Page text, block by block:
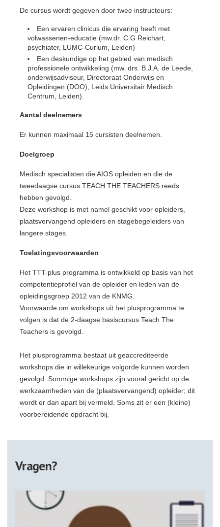
De cursus wordt gegeven door twee instructeurs:
Een ervaren clinicus die ervaring heeft met
volwassenen-educatie (mw.dr. C.G Reichart,
psychiater, LUMC-Curium, Leiden)
Een deskundige op het gebied van medisch
professionele ontwikkeling (mw. drs. B.J.A. de Leede,
onderwijsadviseur, Directoraat Onderwijs en
Opleidingen (DOO), Leids Universitair Medisch
Centrum, Leiden).
Aantal deelnemers
Er kunnen maximaal 15 cursisten deelnemen.
Doelgroep
Medisch specialisten die AIOS opleiden en die de
tweedaagse cursus TEACH THE TEACHERS reeds
hebben gevolgd.
Deze workshop is met namel geschikt voor opleiders,
plaatsvervangend opleiders en stagebegeleiders van
langere stages.
Toelatingsvoorwaarden
Het TTT-plus programma is ontwikkeld op basis van het
competentieprofiel van de opleider en leden van de
opleidingsgroep 2012 van de KNMG.
Voorwaarde om workshops uit het plusprogramma te
volgen is dat de 2-daagse basiscursus Teach The
Teachers is gevolgd.
Het plusprogramma bestaat uit geaccrediteerde
workshops die in willekeurige volgorde kunnen worden
gevolgd. Sommige workshops zijn vooral gericht op de
werkzaamheden van de (plaatsvervangend) opleider; dit
wordt er dan apart bij vermeld. Soms zit er een (kleine)
voorbereidende opdracht bij.
Vragen?